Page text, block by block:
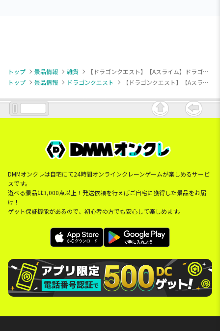
トップ 景品情報 雑貨
【ドラゴンクエスト】【Aスライム】ドラゴンクエスト AM メッシュタイプネックピロー スライム＆メタルスライム
トップ
景品情報 ドラゴンクエスト 【ドラゴンクエスト】【Aスライム】ドラゴンクエスト AM メッシュタイプネックピロー スライム＆メタルスライム
DMMオンクレは自宅にて24時間オンラインクレーンゲームが楽しめるサービ
スです。
遊べる景品は3,000点以上！発送依頼を行えばご自宅に獲得した景品をお届
け！
ゲット保証機能があるので、初心者の方でも安心して楽しめます。